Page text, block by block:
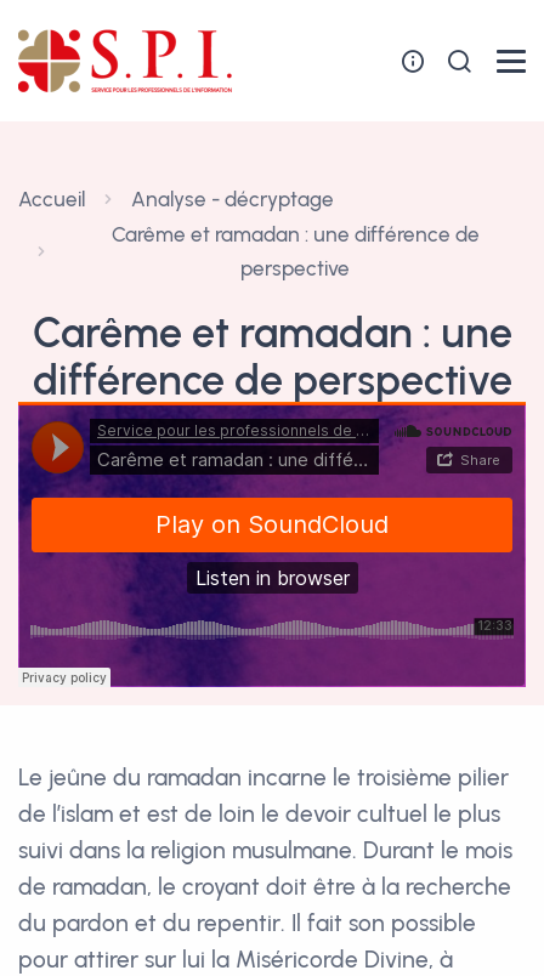
Accueil
Analyse - décryptage
Carême et ramadan : une différence de
perspective
Carême et ramadan : une
différence de perspective
12 février 2024
Le jeûne du ramadan incarne le troisième pilier
de l’islam et est de loin le devoir cultuel le plus
suivi dans la religion musulmane. Durant le mois
de ramadan, le croyant doit être à la recherche
du pardon et du repentir. Il fait son possible
pour attirer sur lui la Miséricorde Divine, à